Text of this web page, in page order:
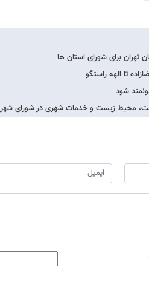
تهران برای شورای استان ها
تا الهه راستگو
شود
محیط زیست و خدمات شهری در شورای شهر